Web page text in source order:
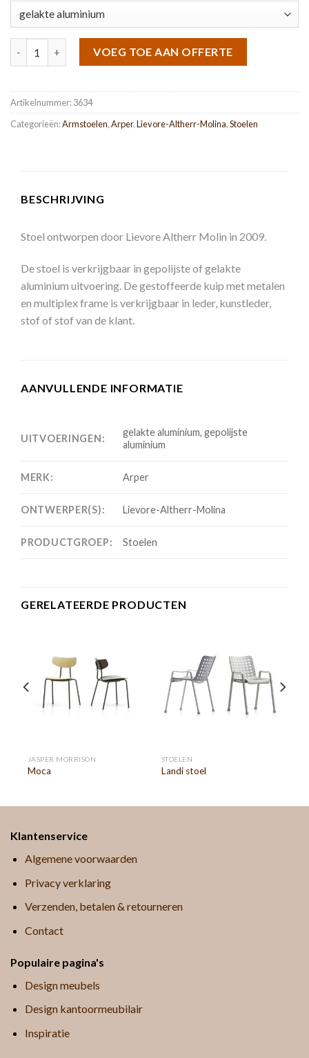
VOEG TOE AAN OFFERTE
Artikelnummer:3634
Categorieën:Armstoelen,Arper,Lievore-Altherr-Molina,Stoelen
BESCHRIJVING
Stoel ontworpen door Lievore Altherr Molin in 2009.
De stoel is verkrijgbaar in gepolijste of gelakte
aluminium uitvoering. De gestoffeerde kuip met metalen
en multiplex frame is verkrijgbaar in leder, kunstleder,
stof of stof van de klant.
AANVULLENDE INFORMATIE
UITVOERINGEN:
gelakte aluminium, gepolijste
aluminium
MERK: Arper
ONTWERPER(S): Lievore-Altherr-Molina
PRODUCTGROEP: Stoelen
GERELATEERDE PRODUCTEN
JASPER MORRISON
Moca
STOELEN
Landi stoel
Klantenservice
Algemene voorwaarden
Privacy verklaring
Verzenden, betalen & retourneren
Contact
Populaire pagina's
Design meubels
Design kantoormeubilair
Inspiratie